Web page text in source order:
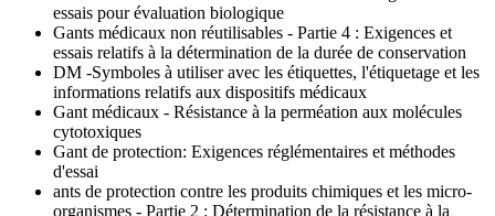
essais pour évaluation biologique
Gants médicaux non réutilisables - Partie 4 : Exigences et
essais relatifs à la détermination de la durée de conservation
DM -Symboles à utiliser avec les étiquettes, l'étiquetage et les
informations relatifs aux dispositifs médicaux
Gant médicaux - Résistance à la perméation aux molécules
cytotoxiques
Gant de protection: Exigences réglémentaires et méthodes
d'essai
ants de protection contre les produits chimiques et les micro-
organismes - Partie 2 : Détermination de la résistance à la